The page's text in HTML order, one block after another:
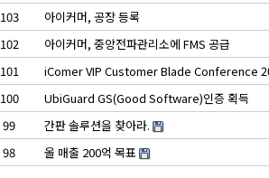
103
아이커머, 공장 등록
102
아이커머, 중앙전파관리소에 FMS 공급
101
iComer VIP Customer Blade Conference
100
UbiGuard GS(Good Software)인증 획득
99
간판 솔루션을 찾아라.
98
올 매출 200억 목표